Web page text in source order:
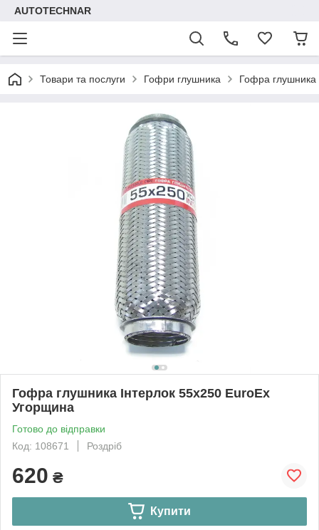
AUTOTECHNAR
Товари та послуги Гофри глушника Гофра глушника
Гофра глушника Інтерлок 55x250 EuroEx
Угорщина
Готово до відправки
Код: 108671
Роздріб
620 ₴
Купити